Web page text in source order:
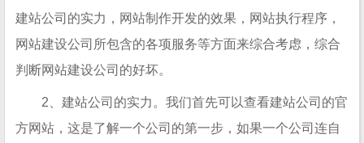
建站公司的实力，网站制作开发的效果，网站执行程序，
网站建设公司所包含的各项服务等方面来综合考虑，综合
判断网站建设公司的好坏。
2、建站公司的实力。我们首先可以查看建站公司的官
方网站，这是了解一个公司的第一步，如果一个公司连自